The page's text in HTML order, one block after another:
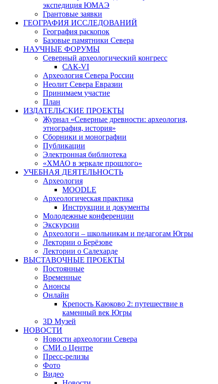
экспедиция ЮМАЭ
Грантовые заявки
ГЕОГРАФИЯ ИССЛЕДОВАНИЙ
География раскопок
Базовые памятники Севера
НАУЧНЫЕ ФОРУМЫ
Северный археологический конгресс
САК-VI
Археология Севера России
Неолит Севера Евразии
Принимаем участие
План
ИЗДАТЕЛЬСКИЕ ПРОЕКТЫ
Журнал «Северные древности: археология,
этнография, история»
Сборники и монографии
Публикации
Электронная библиотека
«ХМАО в зеркале прошлого»
УЧЕБНАЯ ДЕЯТЕЛЬНОСТЬ
Археология
MOODLE
Археологическая практика
Инструкции и документы
Молодежные конференции
Экскурсии
Археологи – школьникам и педагогам Югры
Лектории о Берёзове
Лектории о Салехарде
ВЫСТАВОЧНЫЕ ПРОЕКТЫ
Постоянные
Временные
Анонсы
Онлайн
Крепость Каюково 2: путешествие в
каменный век Югры
3D Музей
НОВОСТИ
Новости археологии Севера
СМИ о Центре
Пресс-релизы
Фото
Видео